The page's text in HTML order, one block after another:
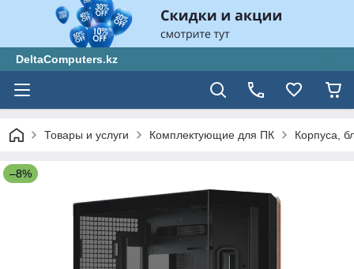
DeltaComputers.kz
Товары и услуги Комплектующие для ПК Корпуса,
–8%